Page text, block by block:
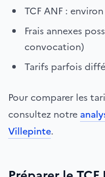
TCF ANF :
Frais annexes
convocation)
Tarifs parfois
Pour comparer les
consultez notre
Villepinte.